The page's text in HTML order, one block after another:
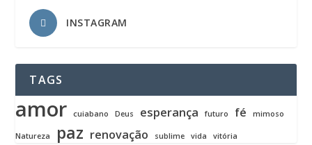
INSTAGRAM
TAGS
amor cuiabano Deus esperança futuro fé mimoso
Natureza paz renovação sublime vida vitória